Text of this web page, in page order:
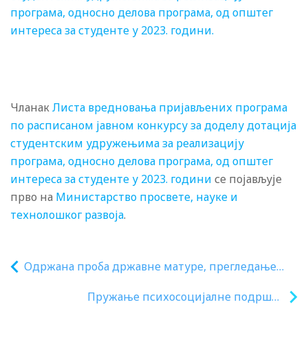
програма, односно делова програма, од општег
интереса за студенте у 2023. години.
ЧланакЛиста вредновања пријављених програма
по расписаном јавном конкурсу за доделу дотација
студентским удружењима за реализацију
програма, односно делова програма, од општег
интереса за студенте у 2023. години се појављује
прво на Министарство просвете, науке и
технолошког развоја.
Oдржана проба државне матуре, прегледање
Пружање психосоцијалне подршке